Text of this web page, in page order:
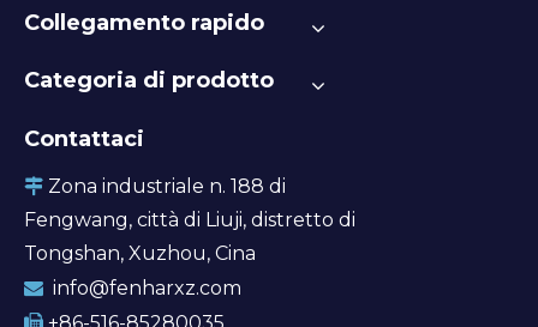
Collegamento rapido
Categoria di prodotto
Contattaci
 Zona industriale n. 188 di
Fengwang, città di Liuji, distretto di
Tongshan, Xuzhou, Cina
 info@fenharxz.com
